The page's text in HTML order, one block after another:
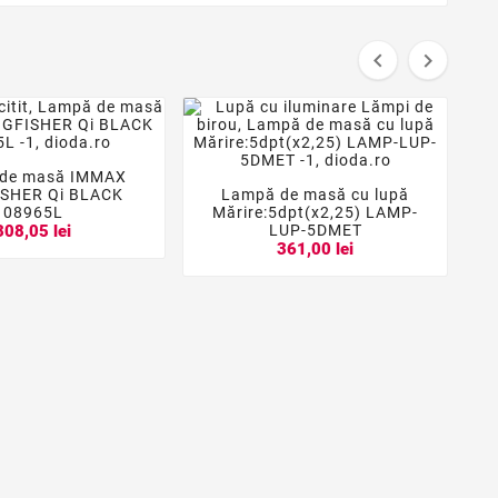
 
 
masă IMMAX
Qi BLACK
08965L
lei
  
Lampă de masă cu lupă
Mărire:5dpt(x2,25) LAMP-
LUP-5DMET
361,00 lei